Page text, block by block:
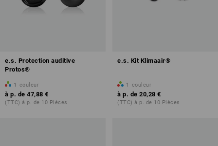
e.s. Protection auditive
Protos®
1 couleur
à p. de 47,88 €
(TTC) à p. de 10 Pièces
e.s. Kit Klimaair®
1 couleur
à p. de 20,28 €
(TTC) à p. de 10 Pièces